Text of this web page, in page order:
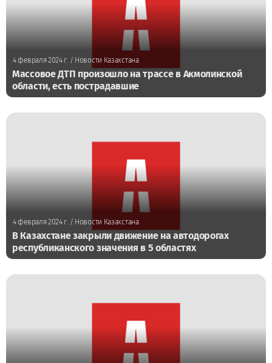
4 февраля 2024 г./ Новости Казахстана
Массовое ДТП произошло на трассе в Акмолинской
области, есть пострадавшие
4 февраля 2024 г. / Новости Казахстана
В Казахстане закрыли движение на автодорогах
республиканского значения в 5 областях